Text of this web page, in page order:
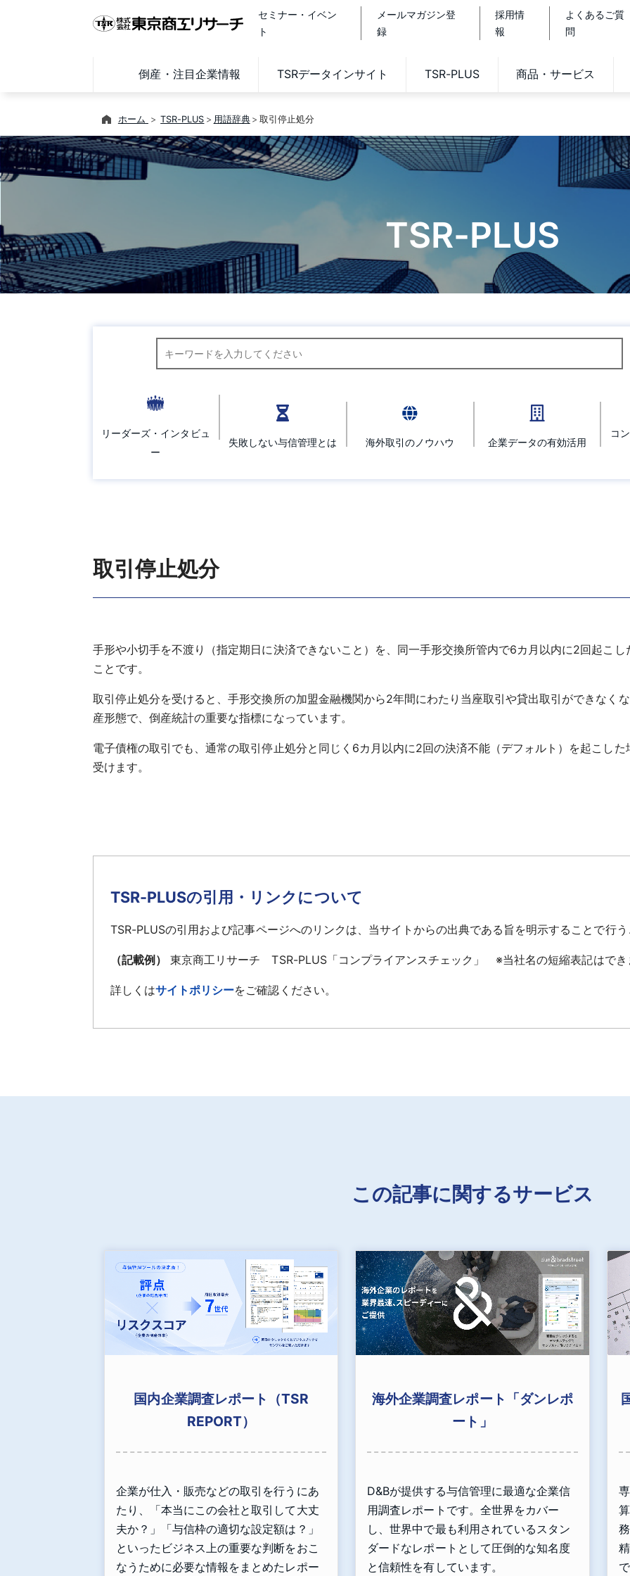
セミナー・イベン
ト
メールマガジン登
録
採用情
報
よくあるご質
問
倒産・注目企業情報 TSRデータインサイト TSR-PLUS 商品・サービス
ホーム TSR-PLUS 用語辞典 取引停止処分
TSR-PLUS
キーワード検索
リーダーズ・インタビュ
ー
失敗しない与信管理とは 海外取引のノウハウ 企業データの有効活用
コ
取引停止処分
手形や小切手を不渡り（指定期日に決済できないこと）を、同一手形交換所管内で6カ月以内に2回起こ
ことです。
取引停止処分を受けると、手形交換所の加盟金融機関から2年間にわたり当座取引や貸出取引ができなく
産形態で、倒産統計の重要な指標になっています。
電子債権の取引でも、通常の取引停止処分と同じく6カ月以内に2回の決済不能（デフォルト）を起こし
受けます。
TSR-PLUSの引用・リンクについて
TSR-PLUSの引用および記事ページへのリンクは、当サイトからの出典である旨を明示することで行
（記載例） 東京商工リサーチ TSR-PLUS「コンプライアンスチェック」 ※当社名の短縮表記はでき
詳しくはサイトポリシーをご確認ください。
この記事に関するサービス
国内企業調査レポート（TSR
REPORT）
企業が仕入・販売などの取引を行うにあ
たり、「本当にこの会社と取引して大丈
夫か？」「与信枠の適切な設定額は？」
といったビジネス上の重要な判断をおこ
なうために必要な情報をまとめたレポー
海外企業調査レポート「ダンレポ
ート」
D&Bが提供する与信管理に最適な企業信
用調査レポートです。全世界をカバー
し、世界中で最も利用されているスタン
ダードなレポートとして圧倒的な知名度
と信頼性を有しています。